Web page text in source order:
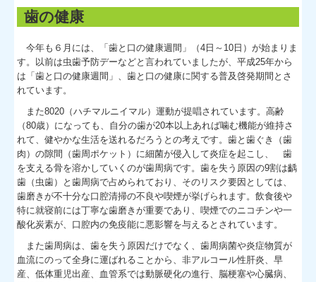
歯の健康
今年も６月には、「歯と口の健康週間」（4日～10日）が始まりま
す。以前は虫歯予防デーなどと言われていましたが、平成25年から
は「歯と口の健康週間」、歯と口の健康に関する普及啓発期間とさ
れています。
また8020（ハチマルニイマル）運動が提唱されています。高齢
（80歳）になっても、自分の歯が20本以上あれば噛む機能が維持さ
れて、健やかな生活を送れるだろうとの考えです。歯と歯ぐき（歯
肉）の隙間（歯周ポケット）に細菌が侵入して炎症を起こし、 歯
を支える骨を溶かしていくのが歯周病です。歯を失う原因の9割は齲
歯（虫歯）と歯周病で占められており、そのリスク要因としては、
歯磨きが不十分な口腔清掃の不良や喫煙が挙げられます。飲食後や
特に就寝前には丁寧な歯磨きが重要であり、喫煙でのニコチンや一
酸化炭素が、口腔内の免疫能に悪影響を与えるとされています。
また歯周病は、歯を失う原因だけでなく、歯周病菌や炎症物質が
血流にのって全身に運ばれることから、非アルコール性肝炎、早
産、低体重児出産、血管系では動脈硬化の進行、脳梗塞や心臓病、